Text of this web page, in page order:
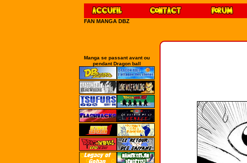
FAN MANGA DBZ
Manga se passant avant ou
pendant Dragon ball